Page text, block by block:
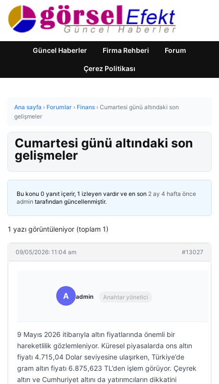
Güncel Haberler Firma Rehberi Forum
Çerez Politikası
Ana sayfa › Forumlar › Finans › Cumartesi günü altındaki son
gelişmeler
Cumartesi günü altındaki son
gelişmeler
Bu konu 0 yanıt içerir, 1 izleyen vardır ve en son 2 ay 4 hafta önce
admin tarafından güncellenmiştir.
1 yazı görüntüleniyor (toplam 1)
09/05/2026: 11:04 am #13027
A admin Anahtar yönetici
9 Mayıs 2026 itibarıyla altın fiyatlarında önemli bir
hareketlilik gözlemleniyor. Küresel piyasalarda ons altın
fiyatı 4.715,04 Dolar seviyesine ulaşırken, Türkiye’de
gram altın fiyatı 6.875,623 TL’den işlem görüyor. Çeyrek
altın ve Cumhuriyet altını da yatırımcıların dikkatini